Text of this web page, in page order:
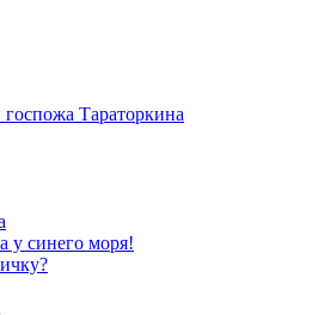
Тараторкина
у синего моря!